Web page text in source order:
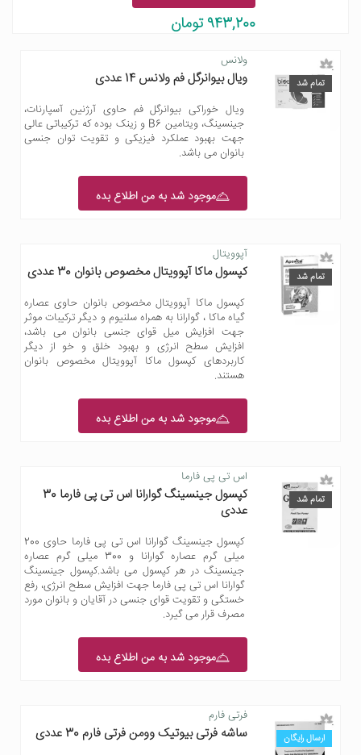
943,200 تومان
تمام شد
ولانس
ویال بیوانرگل فم ولانس 14 عددی
ویال خوراکی بیوانرگل فم حاوی آرژنین آسپارنات،
جینسینگ، ویتامین B6 و زینک بوده که ترکیباتی عالی
جهت بهبود عملکرد فیزیکی و تقویت توان جنسی
بانوان می باشد.
موجود شد به من اطلاع بده
تمام شد
آپوویتال
کپسول ماکا آپوویتال مخصوص بانوان 30 عددی
کپسول ماکا آپوویتال مخصوص بانوان حاوی عصاره
گیاه ماکا ، گوارانا به همراه سلنیوم و دیگر ترکیبات موثر
جهت افزایش میل قوای جنسی بانوان می باشد،
افزایش سطح انرژی و بهبود خلق و خو از دیگر
کاربردهای کپسول ماکا آپوویتال مخصوص بانوان
هستند.
موجود شد به من اطلاع بده
تمام شد
اس تی پی فارما
کپسول جینسینگ گوارانا اس تی پی فارما 30
عددی
کپسول جینسینگ گوارانا اس تی پی فارما حاوی 200
میلی گرم عصاره گوارانا و 300 میلی گرم عصاره
جینسینگ در هر کپسول می باشد.کپسول جینسینگ
گوارانا اس تی پی فارما جهت افزایش سطح انرژی، رفع
خستگی و تقویت قوای جنسی در آقایان و بانوان مورد
مصرف قرار می گیرد.
موجود شد به من اطلاع بده
ارسال رایگان
فرتی فارم
ساشه فرتی بیوتیک وومن فرتی فارم 30 عددی